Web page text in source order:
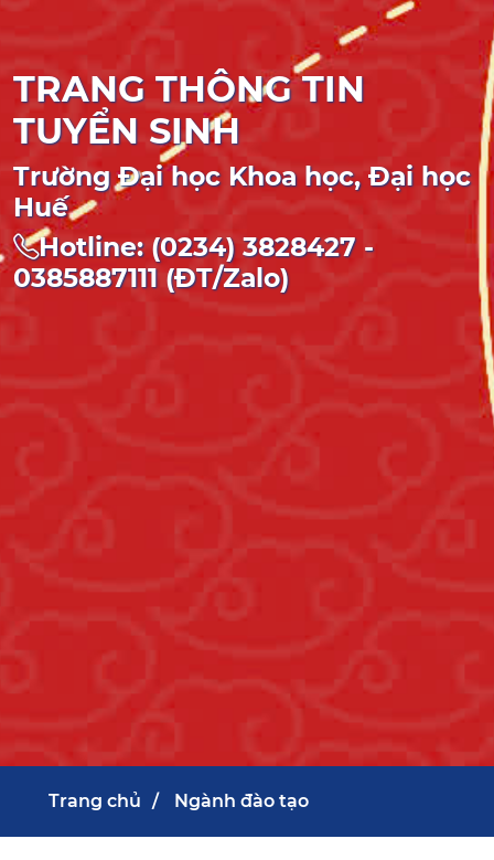
TRANG THÔNG TIN
TUYỂN SINH
Trường Đại học Khoa học, Đại học
Huế
Hotline: (0234) 3828427 -
0385887111 (ĐT/Zalo)
Trang chủ Ngành đào tạo